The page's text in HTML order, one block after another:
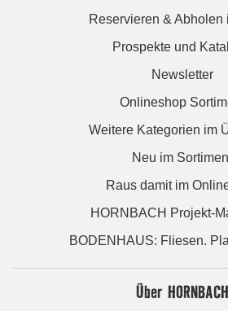
Reservieren & Abholen
Prospekte und
Newsletter
Onlineshop
Weitere Kategorien im
Neu im
Raus damit im
HORNBACH Projekt-
BODENHAUS: Fliesen.
Über HORNBACH